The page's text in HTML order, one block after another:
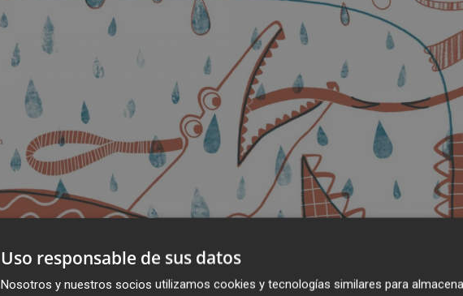
Uso responsable de sus datos
Nosotros y nuestros socios utilizamos cookies y tecnologías similares para